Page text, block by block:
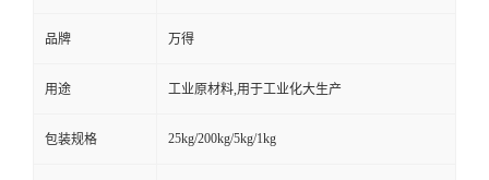
品牌 万得
用途 工业原材料,用于工业化大生产
包装规格 25kg/200kg/5kg/1kg